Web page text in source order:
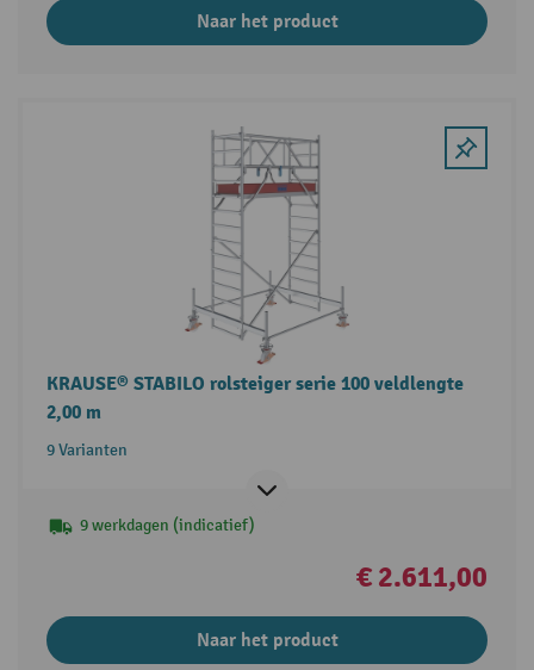
Naar het product
KRAUSE® STABILO rolsteiger serie 100 veldlengte
2,00 m
9 Varianten
9 werkdagen (indicatief)
€ 2.611,00
Naar het product